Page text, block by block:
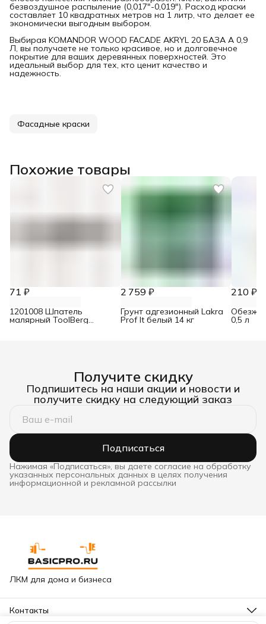
безвоздушное распыление (0,017"-0,019"). Расход краски
составляет 10 квадратных метров на 1 литр, что делает ее
экономически выгодным выбором.
Выбирая KOMANDOR WOOD FACADE AKRYL 20 БАЗА A 0,9
Л, вы получаете не только красивое, но и долговечное
покрытие для ваших деревянных поверхностей. Это
идеальный выбор для тех, кто ценит качество и
надежность.
Фасадные краски
Похожие товары
71 ₽
1201008 Шпатель
малярный ToolBerg
2 759 ₽
Грунт адгезионный Lakra
Prof It белый 14 кг
210 ₽
0,5 л
Получите скидку
Подпишитесь на наши акции и новости и
получите скидку на следующий заказ
Подписаться
Нажимая «Подписаться», вы даете согласие на обработку
указанных персональных данных в целях получения
информационной и рекламной рассылки
ЛКМ для дома и бизнеса
Контакты